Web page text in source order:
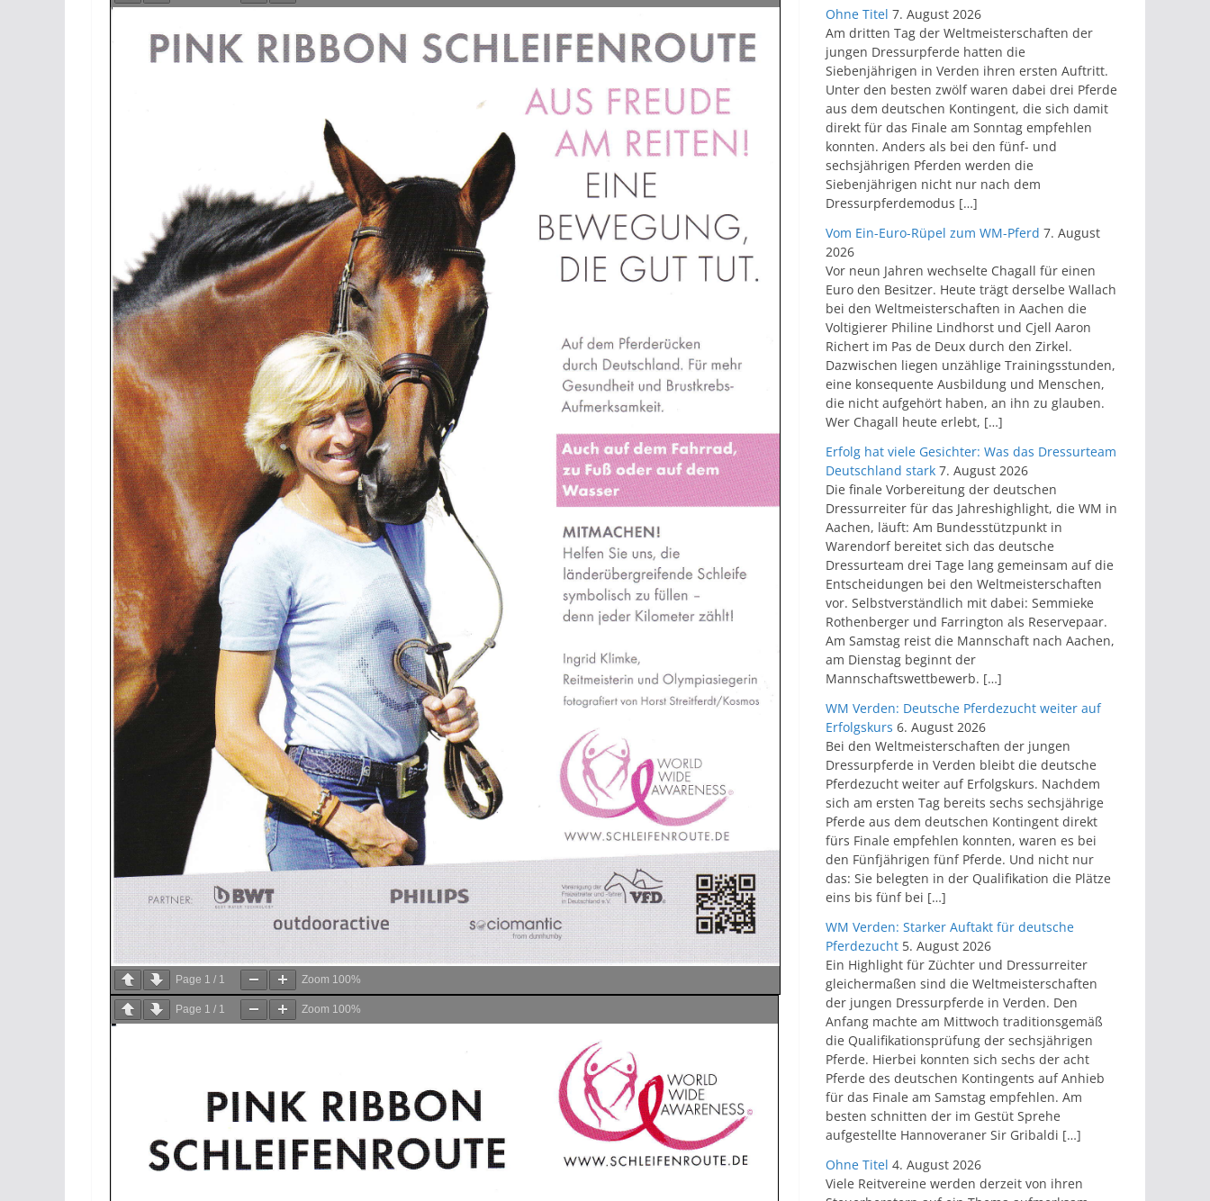
Page 1 / 1 Zoom 100%
Page 1 / 1 Zoom 100%
Ohne Titel 7. August 2026
Am dritten Tag der Weltmeisterschaften der
jungen Dressurpferde hatten die
Siebenjährigen in Verden ihren ersten Auftritt.
Unter den besten zwölf waren dabei drei Pferde
aus dem deutschen Kontingent, die sich damit
direkt für das Finale am Sonntag empfehlen
konnten. Anders als bei den fünf- und
sechsjährigen Pferden werden die
Siebenjährigen nicht nur nach dem
Dressurpferdemodus […]
Vom Ein-Euro-Rüpel zum WM-Pferd 7. August
2026
Vor neun Jahren wechselte Chagall für einen
Euro den Besitzer. Heute trägt derselbe Wallach
bei den Weltmeisterschaften in Aachen die
Voltigierer Philine Lindhorst und Cjell Aaron
Richert im Pas de Deux durch den Zirkel.
Dazwischen liegen unzählige Trainingsstunden,
eine konsequente Ausbildung und Menschen,
die nicht aufgehört haben, an ihn zu glauben.
Wer Chagall heute erlebt, […]
Erfolg hat viele Gesichter: Was das Dressurteam
Deutschland stark 7. August 2026
Die finale Vorbereitung der deutschen
Dressurreiter für das Jahreshighlight, die WM in
Aachen, läuft: Am Bundesstützpunkt in
Warendorf bereitet sich das deutsche
Dressurteam drei Tage lang gemeinsam auf die
Entscheidungen bei den Weltmeisterschaften
vor. Selbstverständlich mit dabei: Semmieke
Rothenberger und Farrington als Reservepaar.
Am Samstag reist die Mannschaft nach Aachen,
am Dienstag beginnt der
Mannschaftswettbewerb. […]
WM Verden: Deutsche Pferdezucht weiter auf
Erfolgskurs 6. August 2026
Bei den Weltmeisterschaften der jungen
Dressurpferde in Verden bleibt die deutsche
Pferdezucht weiter auf Erfolgskurs. Nachdem
sich am ersten Tag bereits sechs sechsjährige
Pferde aus dem deutschen Kontingent direkt
fürs Finale empfehlen konnten, waren es bei
den Fünfjährigen fünf Pferde. Und nicht nur
das: Sie belegten in der Qualifikation die Plätze
eins bis fünf bei […]
WM Verden: Starker Auftakt für deutsche
Pferdezucht 5. August 2026
Ein Highlight für Züchter und Dressurreiter
gleichermaßen sind die Weltmeisterschaften
der jungen Dressurpferde in Verden. Den
Anfang machte am Mittwoch traditionsgemäß
die Qualifikationsprüfung der sechsjährigen
Pferde. Hierbei konnten sich sechs der acht
Pferde des deutschen Kontingents auf Anhieb
für das Finale am Samstag empfehlen. Am
besten schnitten der im Gestüt Sprehe
aufgestellte Hannoveraner Sir Gribaldi […]
Ohne Titel 4. August 2026
Viele Reitvereine werden derzeit von ihren